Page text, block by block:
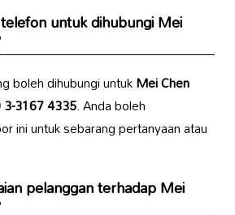
untuk dihubungiMei
boleh dihubungi untukMei Chen
3167 4335. Anda boleh
ini untuk sebarang pertanyaan atau
pelanggan terhadapMei